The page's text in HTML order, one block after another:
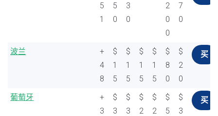
5
1
5
0
3
0
2
0
0
7
0
波兰
+
4
8
$
1
5
$
1
5
$
1
5
$
1
5
$
8
0
$
2
0
买
葡萄牙
+
3
$
3
$
3
$
2
$
2
$
5
$
3
买